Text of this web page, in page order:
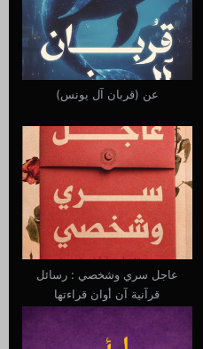
عن (قربان آل يونس)
عاجل سري وشخصي : رسائل
قرآنية آن أوان قراءتها